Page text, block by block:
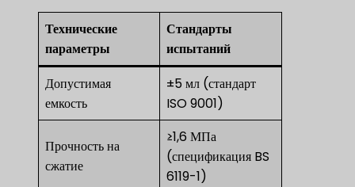
Технические
параметры
Стандарты
испытаний
Допустимая
емкость
±5 мл (стандарт
ISO 9001)
Прочность на
сжатие
≥1,6 МПа
(спецификация BS
6119-1)